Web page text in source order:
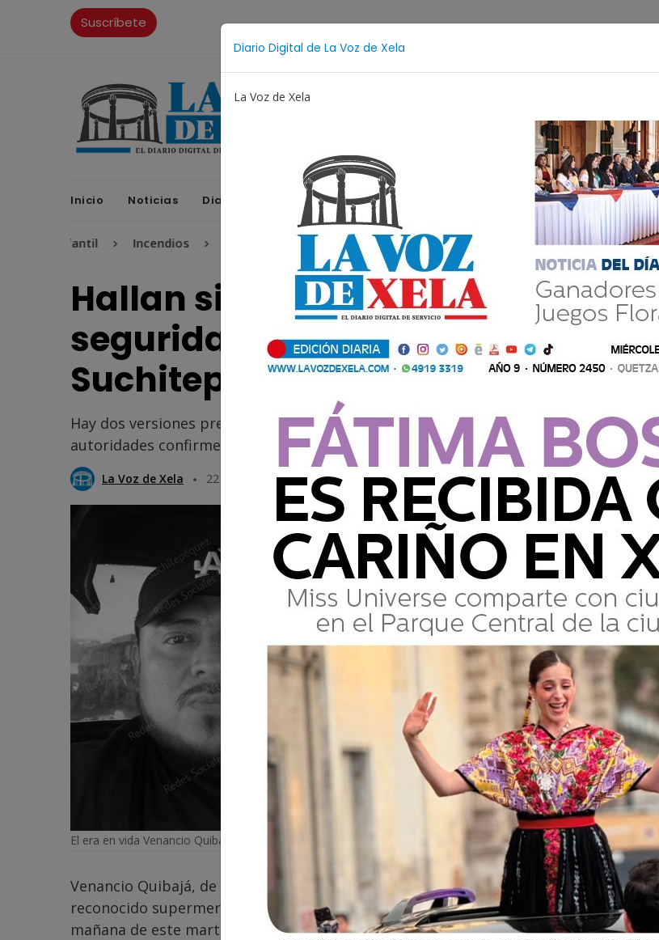
Diario Digital de La Voz de Xela
La Voz de Xela
Suscríbete
Inicio Noticias Diario Digital Opiniones La Voz de Xela Sports Contáctanos
Incendios Festival de Bandas 2026 Proceso Judicial Fátima Bosch
Hallan sin vida a agente de
seguridad en San Antonio,
Suchitepéquez
Hay dos versiones preliminares sobre la causa del fallecimiento y se espera que
autoridades confirmen los hechos.
La Voz de Xela 22 Julio 2025 09:16 Comparte
El era en vida Venancio Quibajá.
Venancio Quibajá, de 36 años, quien laboraba como agente de seguridad privada
reconocido supermercado de San Antonio, Suchitepéquez, fue localizado sin vida la
mañana de este martes en un sector de la colonia La Blanquita, en ese municipio.